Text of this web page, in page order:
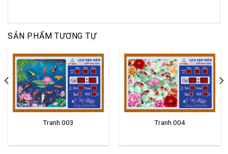
SẢN PHẨM TƯƠNG TỰ
Tranh 003 Tranh 004